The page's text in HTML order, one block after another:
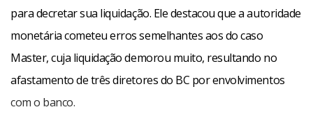
para decretar sua liquidação. Ele destacou que a autoridade
monetária cometeu erros semelhantes aos do caso
Master, cuja liquidação demorou muito, resultando no
afastamento de três diretores do BC por envolvimentos
com o banco.